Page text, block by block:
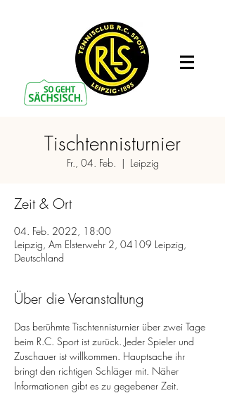
Tischtennisturnier
Fr., 04. Feb.
  |
Leipzig
Zeit & Ort
04. Feb. 2022, 18:00
Leipzig, Am Elsterwehr 2, 04109 Leipzig,
Deutschland
Über die Veranstaltung
Das berühmte Tischtennisturnier über zwei Tage
beim R.C. Sport ist zurück. Jeder Spieler und
Zuschauer ist willkommen. Hauptsache ihr
bringt den richtigen Schläger mit. Näher
Informationen gibt es zu gegebener Zeit.